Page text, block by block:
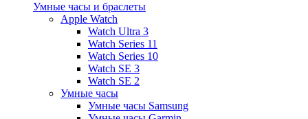
Умные часы и браслеты
Apple Watch
Watch Ultra 3
Watch Series 11
Watch Series 10
Watch SE 3
Watch SE 2
Умные часы
Умные часы Samsung